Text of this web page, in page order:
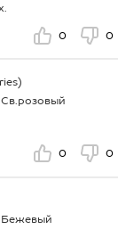
0 0
Св.розовый
0 0
Бежевый